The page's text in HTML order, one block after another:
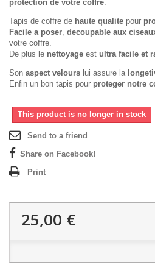
protection de votre coffre.
Tapis de coffre de haute qualite pour
Facile a poser, decoupable aux
votre coffre.
De plus le nettoyage est ultra facile et
Son aspect velours lui assure la
Enfin un bon tapis pour proteger notre
This product is no longer in stock
Send to a friend
Share on Facebook!
Print
25,00 €